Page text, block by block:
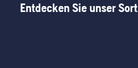
Entdecken Sie unser